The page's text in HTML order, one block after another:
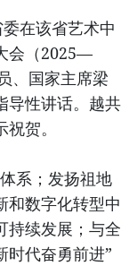
在该省艺术中
会（2025—
、国家主席梁
导性讲话。越共
贺。
系；发扬祖地
和数字化转型中
持续发展；与全
时代奋勇前进”